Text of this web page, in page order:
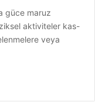
güce maruz
aktiviteler kas-
veya